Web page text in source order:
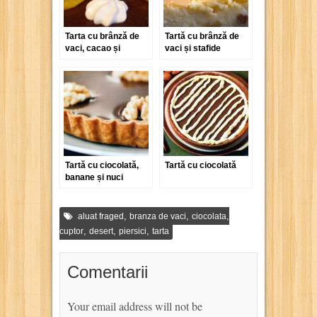
Tarta cu brânză de
vaci, cacao și
Tartă cu brânză de
vaci și stafide
Tartă cu ciocolată,
banane și nuci
Tartă cu ciocolată
aluat fraged branza de vaci ciocolata
cuptor desert piersici tarta
Comentarii
Your email address will not be